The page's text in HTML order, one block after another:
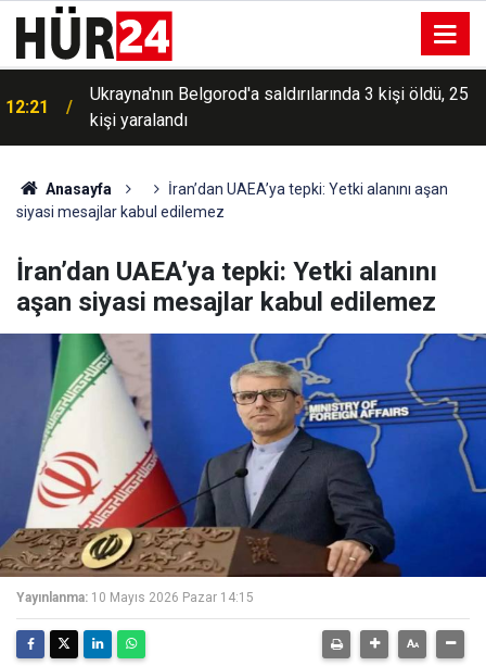
12:21
Ukrayna'nın Belgorod'a saldırılarında 3 kişi öldü, 25
kişi yaralandı
Anasayfa
İran’dan UAEA’ya tepki: Yetki alanını aşan
siyasi mesajlar kabul edilemez
İran’dan UAEA’ya tepki: Yetki alanını
aşan siyasi mesajlar kabul edilemez
Yayınlanma: 10 Mayıs 2026 Pazar 14:15